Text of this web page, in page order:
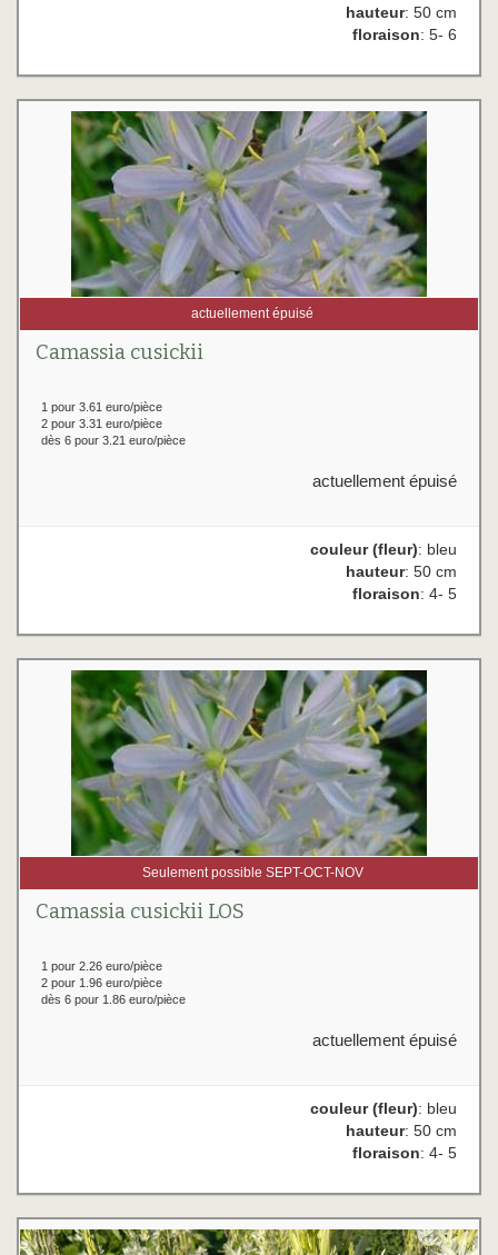
hauteur: 50 cm
floraison: 5- 6
actuellement épuisé
Camassia cusickii
1 pour 3.61 euro/pièce
2 pour 3.31 euro/pièce
dès 6 pour 3.21 euro/pièce
actuellement épuisé
couleur (fleur): bleu
hauteur: 50 cm
floraison: 4- 5
Seulement possible SEPT-OCT-NOV
Camassia cusickii LOS
1 pour 2.26 euro/pièce
2 pour 1.96 euro/pièce
dès 6 pour 1.86 euro/pièce
actuellement épuisé
couleur (fleur): bleu
hauteur: 50 cm
floraison: 4- 5